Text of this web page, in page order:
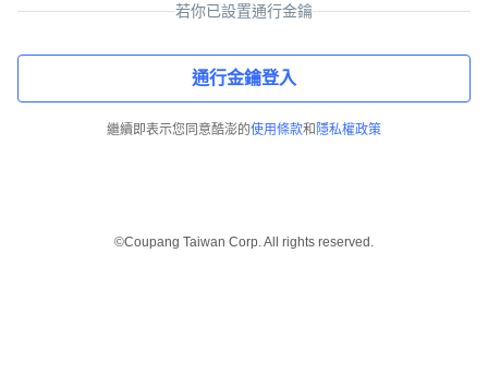
若你已設置通行金鑰
通行金鑰登入
繼續即表示您同意酷澎的使用條款和 隱私權政策
©Coupang Taiwan Corp. All rights reserved.